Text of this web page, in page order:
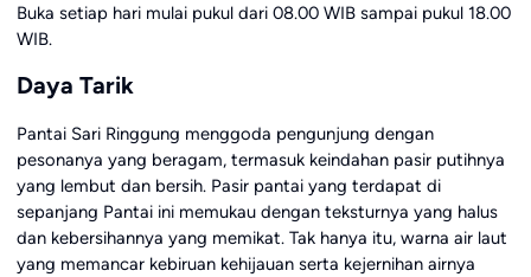
Buka setiap hari mulai pukul dari 08.00 WIB sampai pukul 18.00
WIB.
Daya Tarik
Pantai Sari Ringgung menggoda pengunjung dengan
pesonanya yang beragam, termasuk keindahan pasir putihnya
yang lembut dan bersih. Pasir pantai yang terdapat di
sepanjang Pantai ini memukau dengan teksturnya yang halus
dan kebersihannya yang memikat. Tak hanya itu, warna air laut
yang memancar kebiruan kehijauan serta kejernihan airnya